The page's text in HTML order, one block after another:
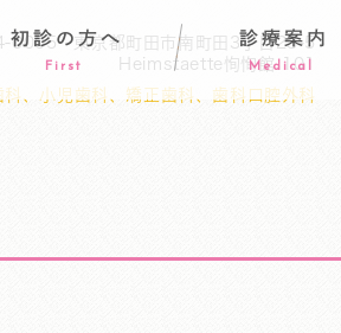
0005
東京都町田市南町田3丁目23-5
Heimstaette恂恂館 101
科、小児歯科、矯正歯科、歯科口腔外科
初診の方へ
First
診療案内
Medical